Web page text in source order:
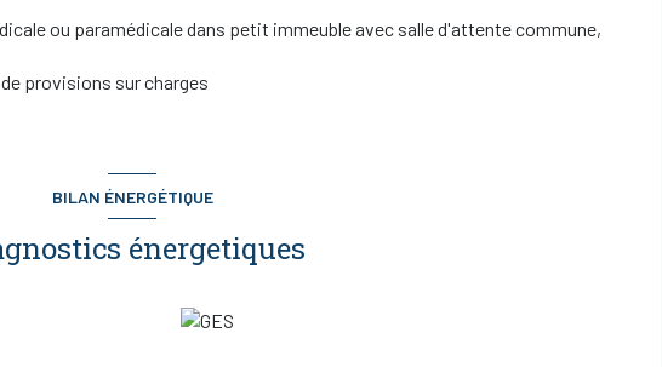
ou paramédicale dans petit immeuble avec salle d'attente commune,
provisions sur charges
BILAN ÉNERGÉTIQUE
énergetiques